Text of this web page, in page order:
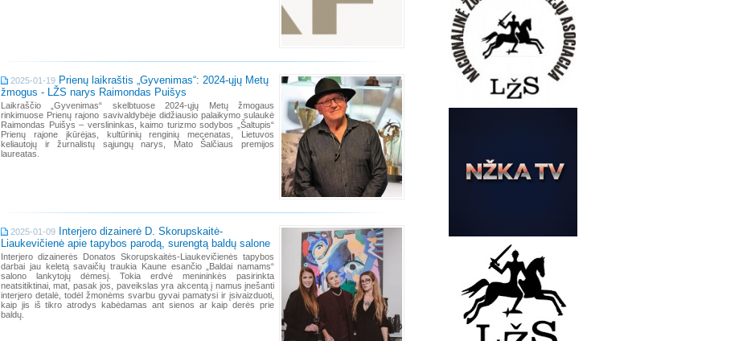
2025-01-19 Prienų laikraštis „Gyvenimas“: 2024-ųjų Metų
žmogus - LŽS narys Raimondas Puišys
Laikraščio „Gyvenimas“ skelbtuose 2024-ųjų Metų žmogaus
rinkimuose Prienų rajono savivaldybėje didžiausio palaikymo sulaukė
Raimondas Puišys – verslininkas, kaimo turizmo sodybos „Šaltupis“
Prienų rajone įkūrėjas, kultūrinių renginių mecenatas, Lietuvos
keliautojų ir žurnalistų sąjungų narys, Mato Šalčiaus premijos
laureatas.
2025-01-09
Interjero dizainerė D. Skorupskaitė-
Liaukevičienė apie tapybos parodą, surengtą baldų salone
Interjero dizainerės Donatos Skorupskaitės-Liaukevičienės tapybos
darbai jau keletą savaičių traukia Kaune esančio „Baldai namams“
salono lankytojų dėmesį. Tokia erdvė menininkės pasirinkta
neatsitiktinai, mat, pasak jos, paveikslas yra akcentą į namus įnešanti
interjero detalė, todėl žmonėms svarbu gyvai pamatysi ir įsivaizduoti,
kaip jis iš tikro atrodys kabėdamas ant sienos ar kaip derės prie
baldų.